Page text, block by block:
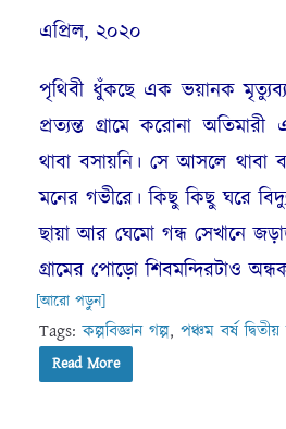
এপ্রিল, ২০২০
পৃথিবী ধুঁকছে এক ভয়ানক
প্রত্যন্ত গ্রামে করোনা
থাবা বসায়নি। সে আসলে থাবা
মনের গভীরে। কিছু কিছু ঘরে
ছায়া আর ঘেমো গন্ধ সেখানে
গ্রামের পোড়ো শিবমন্দিরটাও
[আরো পড়ুন]
Tags:কল্পবিজ্ঞান গল্প, পঞ্চম বর্ষ দ্বিতীয়
Read More